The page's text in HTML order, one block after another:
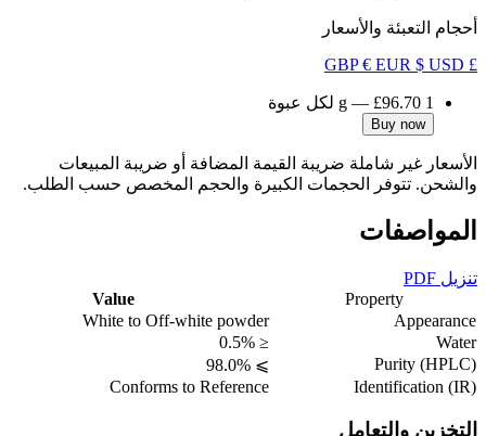
أحجام التعبئة والأسعار
£ GBP
€ EUR $ USD
1 g
— £96.70 لكل عبوة
Buy now
الأسعار غير شاملة ضريبة القيمة المضافة أو ضريبة المبيعات
والشحن. تتوفر الحجمات الكبيرة والحجم المخصص حسب الطلب.
المواصفات
تنزيل PDF
Property
Value
Appearance
White to Off-white powder
Water
≤ 0.5%
Purity (HPLC)
⩾ 98.0%
Identification (IR)
Conforms to Reference
التخزين والتعامل